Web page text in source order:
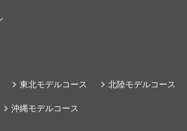
東北モデルコース 北陸モデルコース
沖縄モデルコース